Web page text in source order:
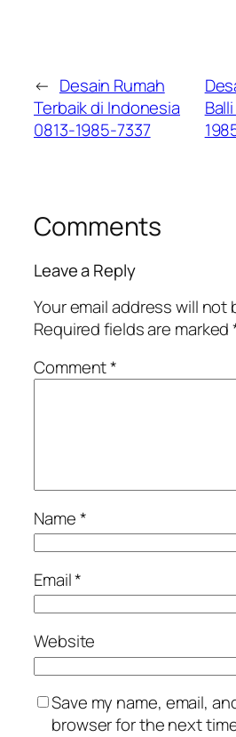
← Desain Rumah
Terbaik di Indonesia
0813-1985-7337
Comments
Leave a Reply
Your email address will not
Required fields are marked
Comment*
Name*
Email*
Website
Save my name, email,
browser for the next